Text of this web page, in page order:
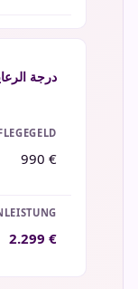
درجة
990 €
2.299 €